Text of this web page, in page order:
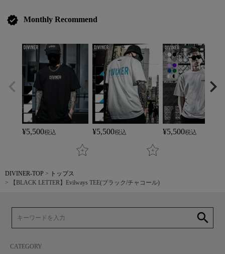
verified Monthly Recommend
¥5,500税込 ¥5,500税込 ¥5,500税込
DIVINER-TOP
トップス
【BLACK LETTER】Evilways TEE(ブラック/チャコール)
search
CATEGORY